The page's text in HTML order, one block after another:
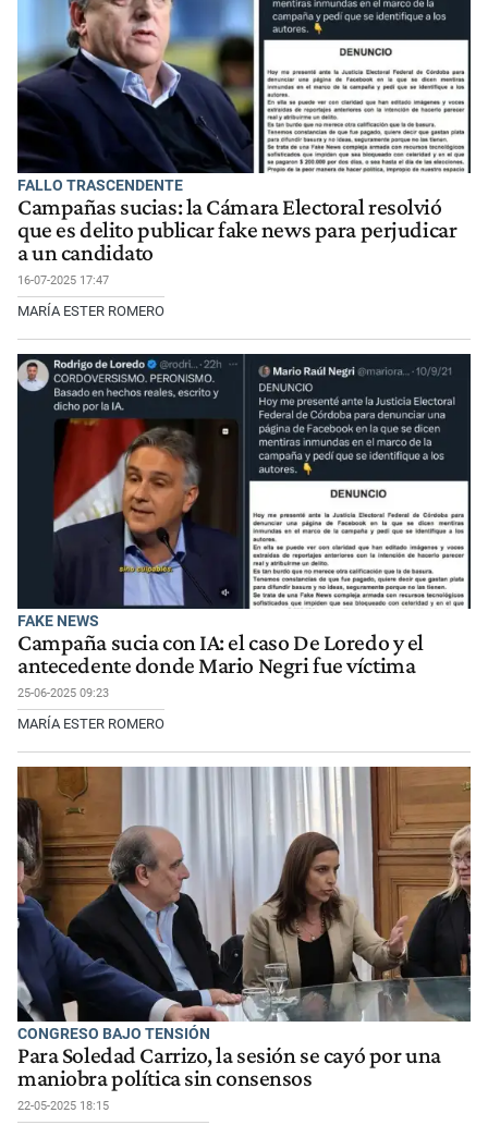
FALLO TRASCENDENTE
Campañas sucias: la Cámara Electoral resolvió
que es delito publicar fake news para perjudicar
a un candidato
16-07-2025 17:47
MARÍA ESTER ROMERO
FAKE NEWS
Campaña sucia con IA: el caso De Loredo y el
antecedente donde Mario Negri fue víctima
25-06-2025 09:23
MARÍA ESTER ROMERO
CONGRESO BAJO TENSIÓN
Para Soledad Carrizo, la sesión se cayó por una
maniobra política sin consensos
22-05-2025 18:15